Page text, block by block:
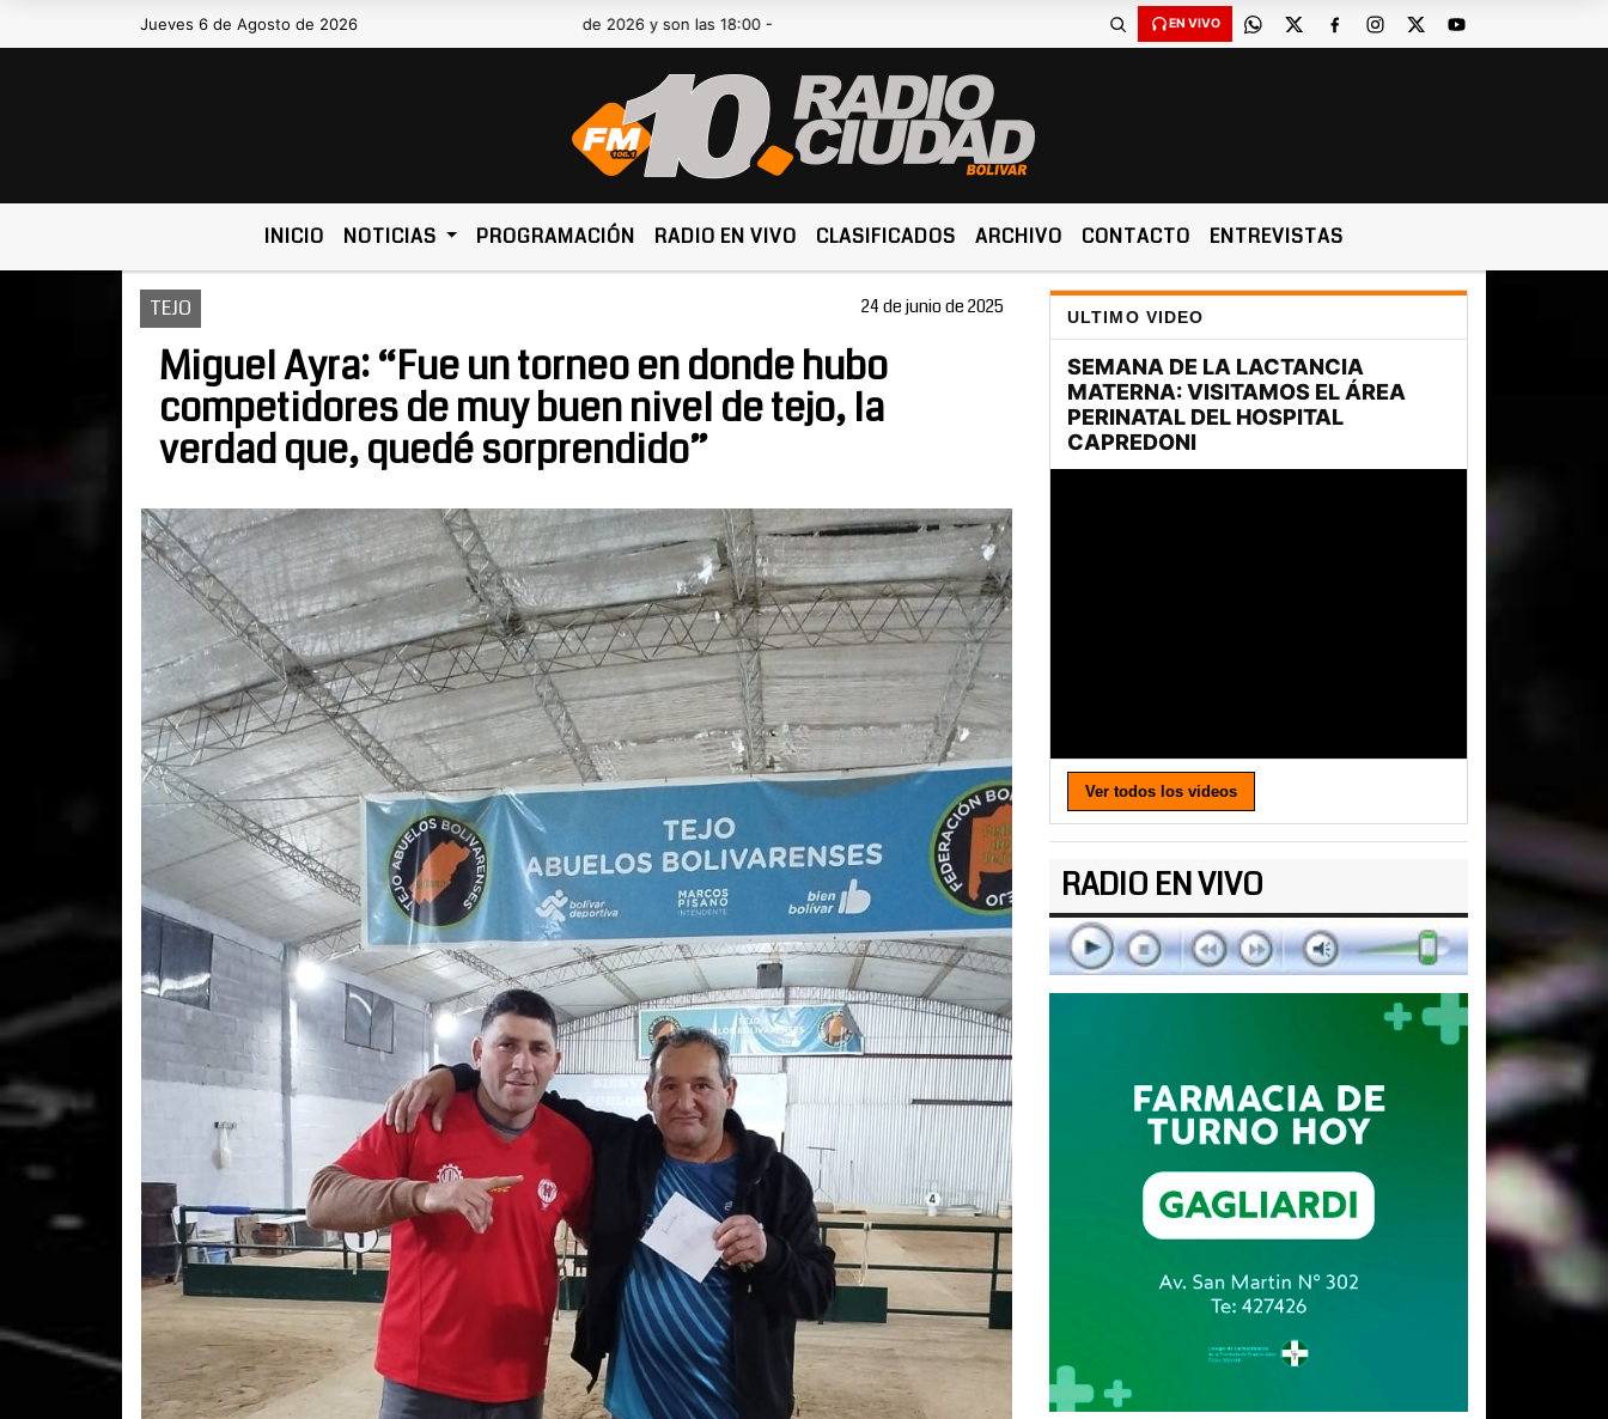
Jueves 6 de Agosto de 2026Hoy es Jueves 6 de Agosto de 2026 y son las 18:00 - EN VIVO
INICIO NOTICIAS PROGRAMACIÓN RADIO EN VIVO CLASIFICADOS ARCHIVO CONTACTO ENTREVISTAS
TEJO 24 de junio de 2025
Miguel Ayra: “Fue un torneo en donde hubo
competidores de muy buen nivel de tejo, la
verdad que, quedé sorprendido”
ULTIMO VIDEO
Ver todos los videos
RADIO EN VIVO